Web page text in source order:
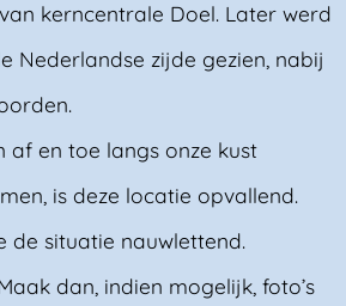
kerncentrale Doel. Later werd
Nederlandse zijde gezien, nabij
af en toe langs onze kust
is deze locatie opvallend.
de situatie nauwlettend.
dan, indien mogelijk, foto’s